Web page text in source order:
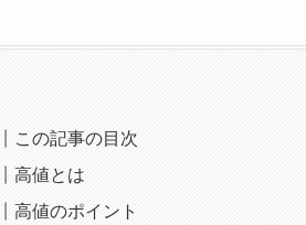
この記事の目次
高値とは
高値のポイント